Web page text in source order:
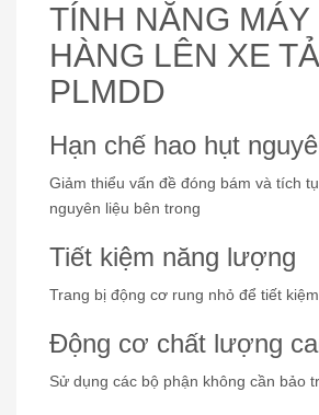
TÍNH NĂNG MÁY
HÀNG LÊN XE
PLMDD
Hạn chế hao hụt
Giảm thiểu vấn đề đóng bám và tích
nguyên liệu bên trong
Tiết kiệm năng lượng
Trang bị động cơ rung nhỏ để tiết kiệm
Động cơ chất lượng
Sử dụng các bộ phận không cần bảo